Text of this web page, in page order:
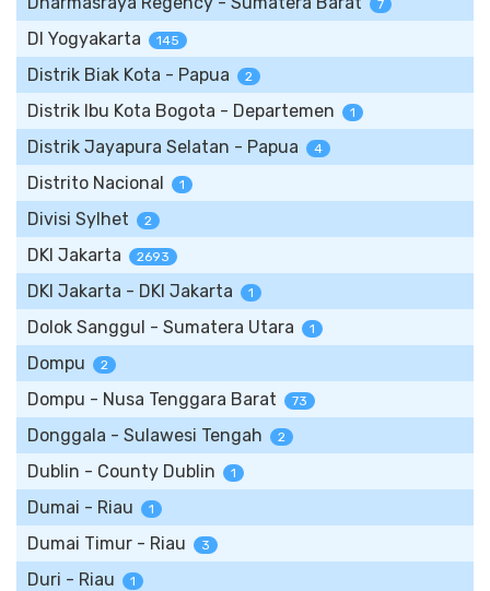
7
DI Yogyakarta 145
Distrik Biak Kota - Papua 2
Distrik Ibu Kota Bogota - Departemen 1
Distrik Jayapura Selatan - Papua 4
Distrito Nacional 1
Divisi Sylhet 2
DKI Jakarta 2693
DKI Jakarta - DKI Jakarta 1
Dolok Sanggul - Sumatera Utara 1
Dompu 2
Dompu - Nusa Tenggara Barat 73
Donggala - Sulawesi Tengah 2
Dublin - County Dublin 1
Dumai - Riau 1
Dumai Timur - Riau 3
Duri - Riau 1